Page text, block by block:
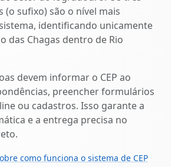
(o sufixo) são o nível mais
identificando unicamente
das Chagas dentro de Rio
devem informar o CEP ao
preencher formulários
ou cadastros. Isso garante a
e a entrega precisa no
como funciona o sistema de CEP